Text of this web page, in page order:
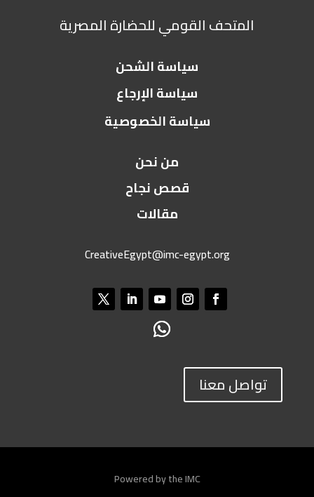
المتحف القومي للحضارة المصرية
سياسة الشحن
سياسة الإرجاع
سياسة الخصوصية
من نحن
قصص نجاح
مقالات
CreativeEgypt@imc-egypt.org
تواصل معنا
Powered by the IMC